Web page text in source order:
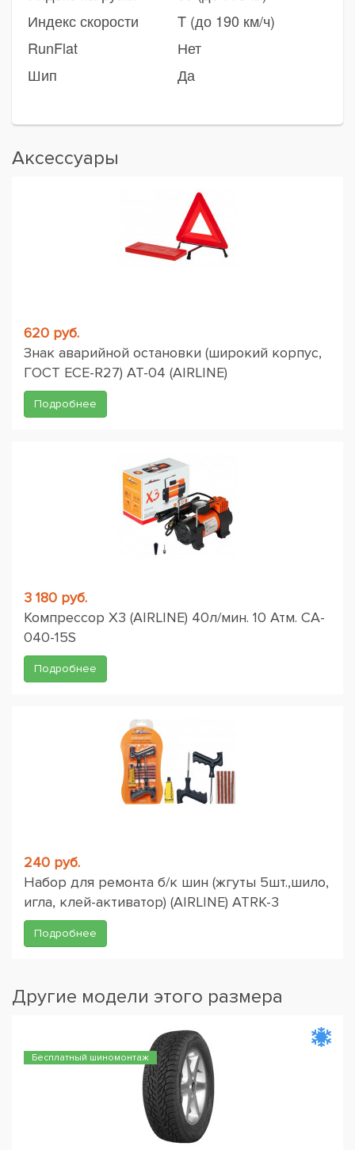
Индекс скорости
T (до 190 км/ч)
RunFlat
Нет
Шип
Да
Аксессуары
620 руб.
Знак аварийной остановки (широкий корпус,
ГОСТ ЕСЕ-R27) AT-04 (AIRLINE)
Подробнее
3 180 руб.
Компрессор X3 (AIRLINE) 40л/мин. 10 Атм. CA-
040-15S
Подробнее
240 руб.
Набор для ремонта б/к шин (жгуты 5шт.,шило,
игла, клей-активатор) (AIRLINE) ATRK-3
Подробнее
Другие модели этого размера
Бесплатный шиномонтаж